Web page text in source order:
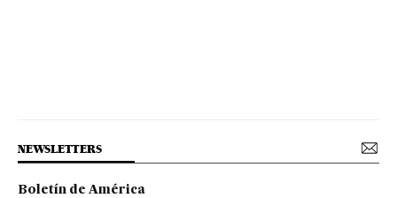
NEWSLETTERS
Boletín de América